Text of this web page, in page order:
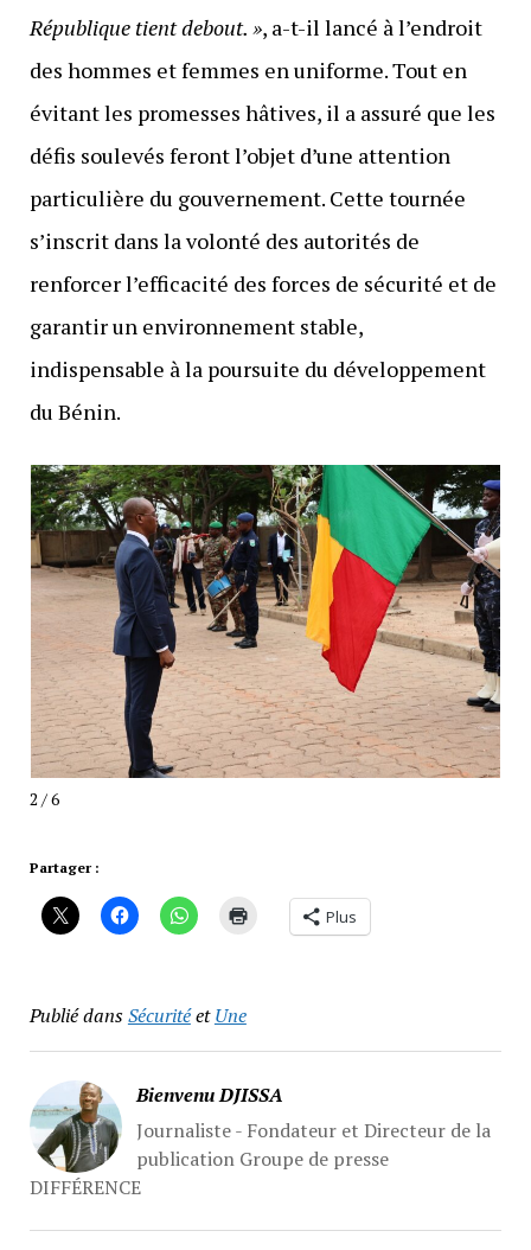
République tient debout. », a-t-il lancé à l’endroit
des hommes et femmes en uniforme. Tout en
évitant les promesses hâtives, il a assuré que les
défis soulevés feront l’objet d’une attention
particulière du gouvernement. Cette tournée
s’inscrit dans la volonté des autorités de
renforcer l’efficacité des forces de sécurité et de
garantir un environnement stable,
indispensable à la poursuite du développement
du Bénin.
2 / 6
Partager :
Plus
Publié dansSécuritéetUne
Bienvenu DJISSA
Journaliste - Fondateur et Directeur de la
publication Groupe de presse
DIFFÉRENCE